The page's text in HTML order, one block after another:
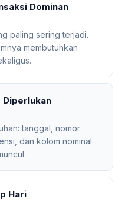
Dominan
paling sering terjadi.
membutuhkan
Diperlukan
tanggal, nomor
dan kolom nominal
Hari